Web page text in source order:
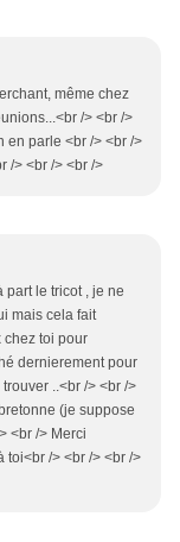
même chez
/> <br />
en parle <br /> <br />
/> <br /> <br />
part le tricot , je ne
mais cela fait
chez toi pour
dernierement pour
..<br /> <br />
(je suppose
<br /> Merci
toi<br /> <br /> <br />